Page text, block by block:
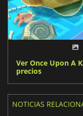
Ver Once Upon A
precios
NOTICIAS